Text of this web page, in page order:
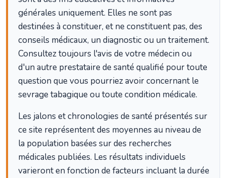
générales uniquement. Elles ne sont pas
destinées à constituer, et ne constituent pas, des
conseils médicaux, un diagnostic ou un traitement.
Consultez toujours l'avis de votre médecin ou
d'un autre prestataire de santé qualifié pour toute
question que vous pourriez avoir concernant le
sevrage tabagique ou toute condition médicale.
Les jalons et chronologies de santé présentés sur
ce site représentent des moyennes au niveau de
la population basées sur des recherches
médicales publiées. Les résultats individuels
varieront en fonction de facteurs incluant la durée